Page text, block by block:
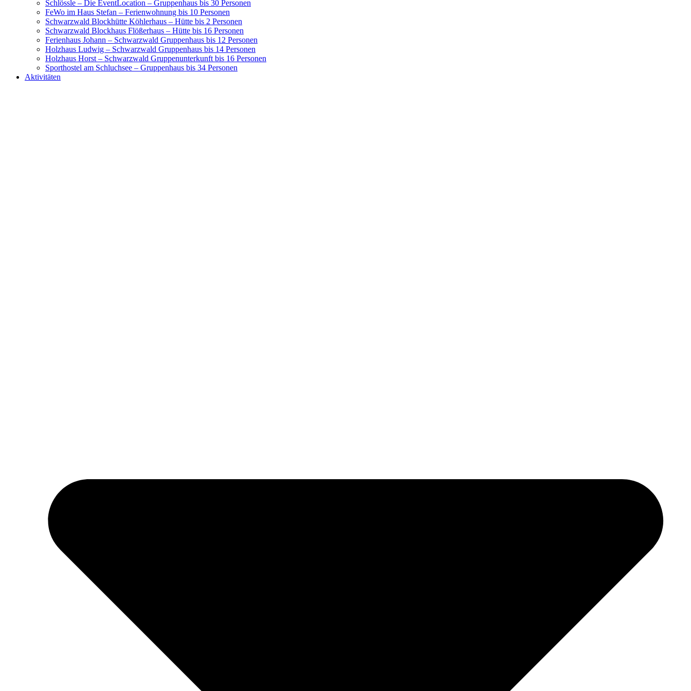
Schlössle – Die EventLocation – Gruppenhaus bis 30 Personen
FeWo im Haus Stefan – Ferienwohnung bis 10 Personen
Schwarzwald Blockhütte Köhlerhaus – Hütte bis 2 Personen
Schwarzwald Blockhaus Flößerhaus – Hütte bis 16 Personen
Ferienhaus Johann – Schwarzwald Gruppenhaus bis 12 Personen
Holzhaus Ludwig – Schwarzwald Gruppenhaus bis 14 Personen
Holzhaus Horst – Schwarzwald Gruppenunterkunft bis 16 Personen
Sporthostel am Schluchsee – Gruppenhaus bis 34 Personen
Aktivitäten